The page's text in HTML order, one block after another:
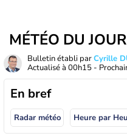
MÉTÉO DU JOUR
Bulletin établi parCyrille
Actualisé à 00h15 -
En bref
Radar météo Heure par